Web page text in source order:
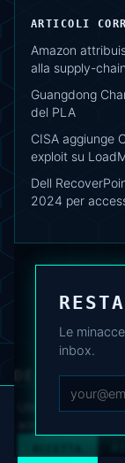
ARTICOLI
Amazon
alla supply-
Guangdong
del PLA
CISA aggiunge
exploit su
Dell
2024 per
Le
inbox.
DEAFNEWS
CHI SIAMO·
CONTATTI